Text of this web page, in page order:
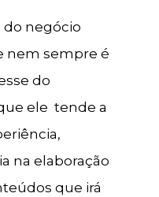
do negócio
nem sempre é
do
ele tende a
na elaboração
que irá